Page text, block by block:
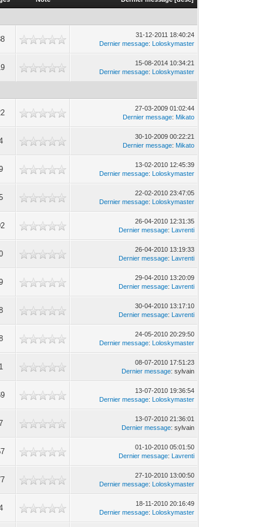
31-12-2011 18:40:24
Dernier message: Loloskymaster
15-08-2014 10:34:21
Dernier message: Loloskymaster
27-03-2009 01:02:44
Dernier message: Mikato
30-10-2009 00:22:21
Dernier message: Mikato
13-02-2010 12:45:39
Dernier message: Loloskymaster
22-02-2010 23:47:05
Dernier message: Loloskymaster
26-04-2010 12:31:35
Dernier message: Lavrenti
26-04-2010 13:19:33
Dernier message: Lavrenti
29-04-2010 13:20:09
Dernier message: Lavrenti
30-04-2010 13:17:10
Dernier message: Lavrenti
24-05-2010 20:29:50
Dernier message: Loloskymaster
08-07-2010 17:51:23
Dernier message: sylvain
13-07-2010 19:36:54
Dernier message: Loloskymaster
13-07-2010 21:36:01
Dernier message: sylvain
01-10-2010 05:01:50
Dernier message: Lavrenti
27-10-2010 13:00:50
Dernier message: Loloskymaster
18-11-2010 20:16:49
Dernier message: Loloskymaster